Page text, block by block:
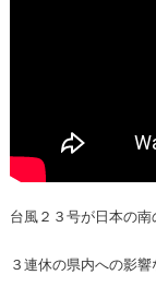
台風２３号が日本の南
３連休の県内への影